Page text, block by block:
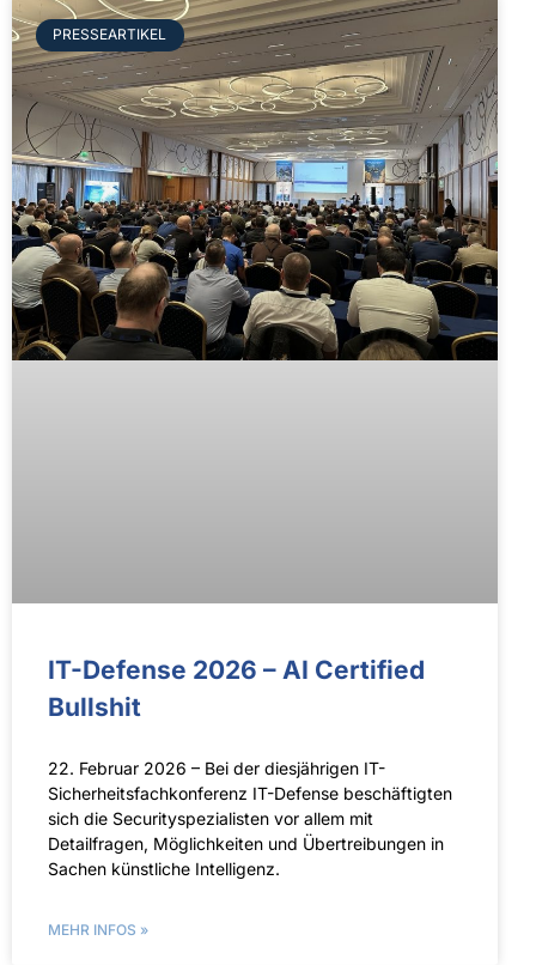
PRESSEARTIKEL
IT-Defen­se 2026 – AI Certi­fied
Bull­shit
22. Februar 2026 – Bei der diesjährigen IT-
Sicherheitsfachkonferenz IT-Defense beschäftigten
sich die Securityspezialisten vor allem mit
Detailfragen, Möglichkeiten und Übertreibungen in
Sachen künstliche Intelligenz.
MEHR INFOS »